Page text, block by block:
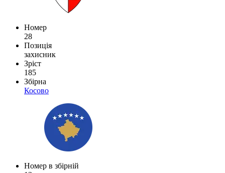
Номер
28
Позиція
захисник
Зріст
185
Збірна
Косово
Номер в збірній